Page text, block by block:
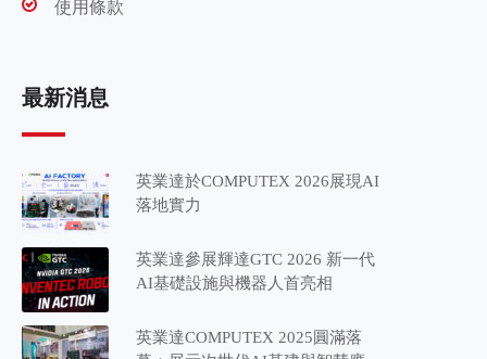
使用條款
最新消息
英業達於COMPUTEX 2026展現AI
落地實力
英業達參展輝達GTC 2026 新一代
AI基礎設施與機器人首亮相
英業達COMPUTEX 2025圓滿落